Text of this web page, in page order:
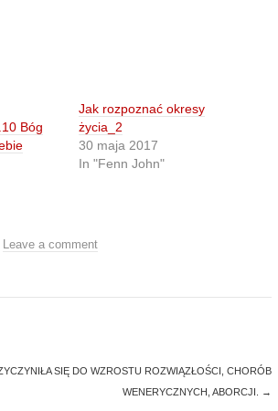
Bóg
Jak rozpoznać okresy
życia_2
30 maja 2017
In "Fenn John"
Leave a comment
SIĘ DO WZROSTU ROZWIĄZŁOŚCI, CHORÓB
WENERYCZNYCH, ABORCJI.
→